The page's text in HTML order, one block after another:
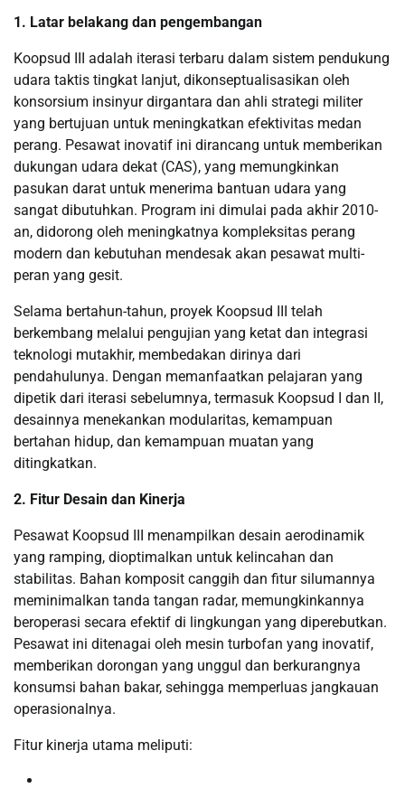
1. Latar belakang dan pengembangan
Koopsud III adalah iterasi terbaru dalam sistem pendukung
udara taktis tingkat lanjut, dikonseptualisasikan oleh
konsorsium insinyur dirgantara dan ahli strategi militer
yang bertujuan untuk meningkatkan efektivitas medan
perang. Pesawat inovatif ini dirancang untuk memberikan
dukungan udara dekat (CAS), yang memungkinkan
pasukan darat untuk menerima bantuan udara yang
sangat dibutuhkan. Program ini dimulai pada akhir 2010-
an, didorong oleh meningkatnya kompleksitas perang
modern dan kebutuhan mendesak akan pesawat multi-
peran yang gesit.
Selama bertahun-tahun, proyek Koopsud III telah
berkembang melalui pengujian yang ketat dan integrasi
teknologi mutakhir, membedakan dirinya dari
pendahulunya. Dengan memanfaatkan pelajaran yang
dipetik dari iterasi sebelumnya, termasuk Koopsud I dan II,
desainnya menekankan modularitas, kemampuan
bertahan hidup, dan kemampuan muatan yang
ditingkatkan.
2. Fitur Desain dan Kinerja
Pesawat Koopsud III menampilkan desain aerodinamik
yang ramping, dioptimalkan untuk kelincahan dan
stabilitas. Bahan komposit canggih dan fitur silumannya
meminimalkan tanda tangan radar, memungkinkannya
beroperasi secara efektif di lingkungan yang diperebutkan.
Pesawat ini ditenagai oleh mesin turbofan yang inovatif,
memberikan dorongan yang unggul dan berkurangnya
konsumsi bahan bakar, sehingga memperluas jangkauan
operasionalnya.
Fitur kinerja utama meliputi: